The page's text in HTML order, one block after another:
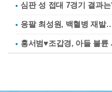
심판 성 접대 7경기 결과
응팔 최성원, 백혈병 재
홍서범♥조갑경, 아들 불륜